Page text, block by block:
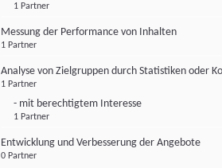
1 Partner
Messung der Performance von Inhalten
1 Partner
Analyse von Zielgruppen durch Statistiken oder
1 Partner
- mit berechtigtem Interesse
1 Partner
Entwicklung und Verbesserung der Angebote
0 Partner